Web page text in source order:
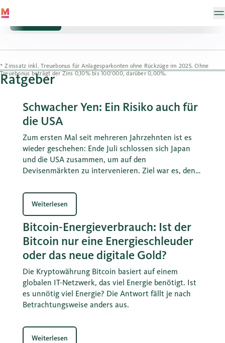
Kinder & Jugendliche
* Zinssatz inkl. Treuebonus für Anlagesparkonten ohne Rückzüge im 2025. Ohne
Treuebonus beträgt der Zins 0,10% bis 100’000, darüber 0,00%.
Ratgeber
Schwacher Yen: Ein Risiko auch für
die USA
Zum ersten Mal seit mehreren Jahrzehnten ist es
wieder geschehen: Ende Juli schlossen sich Japan
und die USA zusammen, um auf den
Devisenmärkten zu intervenieren. Ziel war es, den
Diese Massnahme lag auch im Eigeninteresse des
US-Finanzministeriums von Scott Bessent. Daraus
können auch Lehren für die Schweiz gezogen
werden.
Weiterlesen
Bitcoin-Energieverbrauch: Ist der
Bitcoin nur eine Energieschleuder
oder das neue digitale Gold?
Die Kryptowährung Bitcoin basiert auf einem
globalen IT-Netzwerk, das viel Energie benötigt. Ist
es unnötig viel Energie? Die Antwort fällt je nach
Betrachtungsweise anders aus.
Weiterlesen